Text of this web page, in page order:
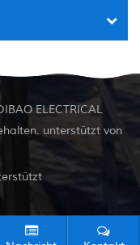
ELECTRICAL
unterstützt von